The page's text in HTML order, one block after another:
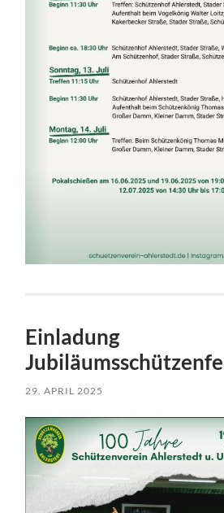
Einladung
29. APRIL 2025